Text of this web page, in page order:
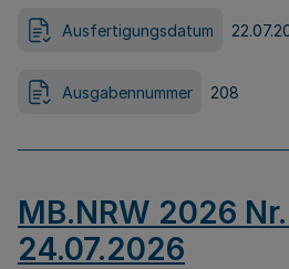
Ausfertigungsdatum
Ausgabennummer 208
MB.NRW 2026
24.07.2026